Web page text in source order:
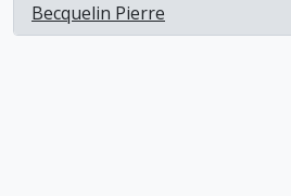
Becquelin Pierre
, 1 résultats